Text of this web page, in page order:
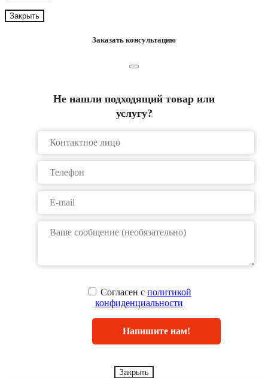
Закрыть
Заказать консультацию
Не нашли подходящий товар или
услугу?
Согласен с политикой
конфиденциальности
Закрыть